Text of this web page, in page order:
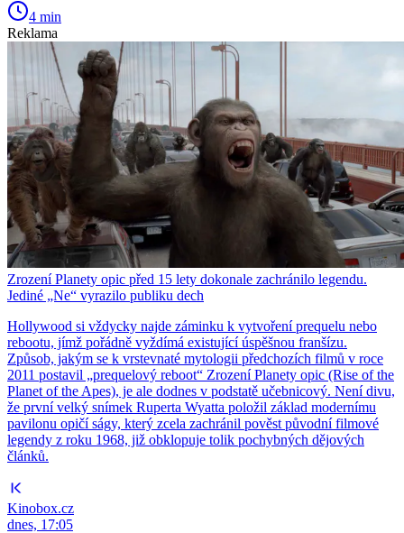
4 min
Reklama
Zrození Planety opic před 15 lety dokonale zachránilo legendu.
Jediné „Ne“ vyrazilo publiku dech
Hollywood si vždycky najde záminku k vytvoření prequelu nebo
rebootu, jímž pořádně vyždímá existující úspěšnou franšízu.
Způsob, jakým se k vrstevnaté mytologii předchozích filmů v roce
2011 postavil „prequelový reboot“ Zrození Planety opic (Rise of the
Planet of the Apes), je ale dodnes v podstatě učebnicový. Není divu,
že první velký snímek Ruperta Wyatta položil základ modernímu
pavilonu opičí ságy, který zcela zachránil pověst původní filmové
legendy z roku 1968, již obklopuje tolik pochybných dějových
článků.
Kinobox.cz
dnes, 17:05